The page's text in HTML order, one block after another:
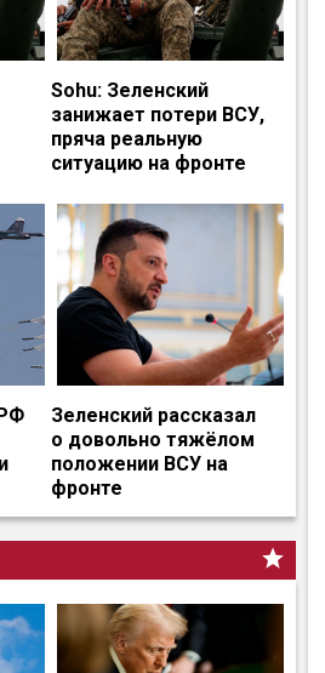
Sohu: Зеленский
занижает потери ВСУ,
пряча реальную
ситуацию на фронте
Зеленский рассказал
о довольно тяжёлом
положении ВСУ на
фронте